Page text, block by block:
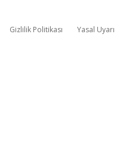
Gizlilik Politikası Yasal Uyarı